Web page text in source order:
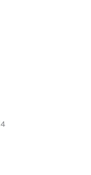
4